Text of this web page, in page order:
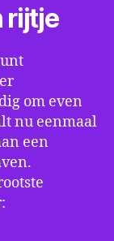
rijtje
om even
nu eenmaal
een